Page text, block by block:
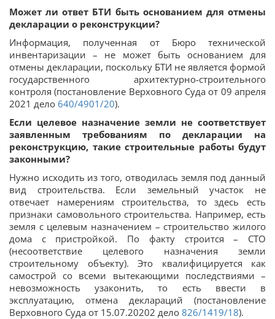
Может ли ответ БТИ быть основанием для отмены
декларации о реконструкции?
Информация, полученная от Бюро технической
инвентаризации – не может быть основанием для
отмены декларации, поскольку БТИ не является формой
государственного архитектурно-строительного
контроля (постановление Верховного Суда от 09 апреля
2021 дело 640/4901/20).
Если целевое назначение земли не соответствует
заявленным требованиям по декларации на
реконструкцию, такие строительные работы будут
законными?
Нужно исходить из того, отводилась земля под данный
вид строительства. Если земельный участок не
отвечает намерениям строительства, то здесь есть
признаки самовольного строительства. Например, есть
земля с целевым назначением – строительство жилого
дома с пристройкой. По факту строится – СТО
(несоответствие целевого назначения земли
строительному объекту). Это квалифицируется как
самострой со всеми вытекающими последствиями –
невозможность узаконить, то есть ввести в
эксплуатацию, отмена деклараций (постановление
Верховного Суда от 15.07.20202 дело 826/1419/18).